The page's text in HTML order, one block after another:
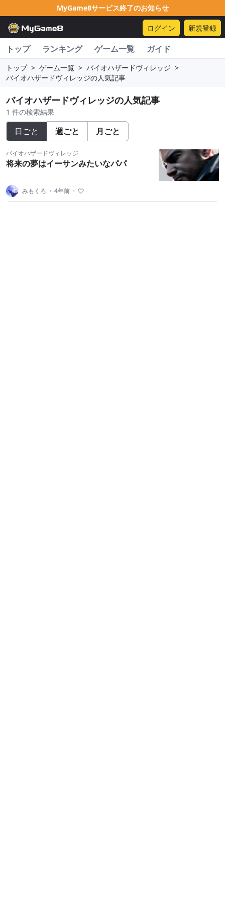
MyGame8サービス終了のお知らせ
ログイン 新規登録
トップ ランキング ゲーム一覧 ガイド
トップ > ゲーム一覧 > バイオハザードヴィレッジ >
バイオハザードヴィレッジの人気記事
バイオハザードヴィレッジの人気記事
1 件の検索結果
日ごと 週ごと 月ごと
バイオハザードヴィレッジ
将来の夢はイーサンみたいなパパ
みもくろ ・ 4年前 ・